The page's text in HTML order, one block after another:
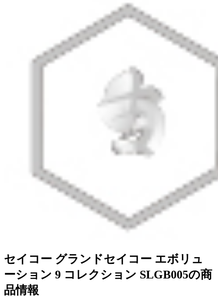
セイコー グランドセイコー エボリュ
ーション 9 コレクション SLGB005の商
品情報